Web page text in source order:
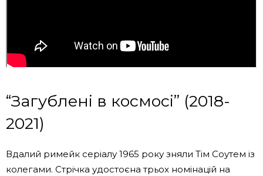
“Загублені в космосі” (2018-
2021)
Вдалий римейк серіалу 1965 року зняли Тім Соутем із
колегами. Стрічка удостоєна трьох номінацій на